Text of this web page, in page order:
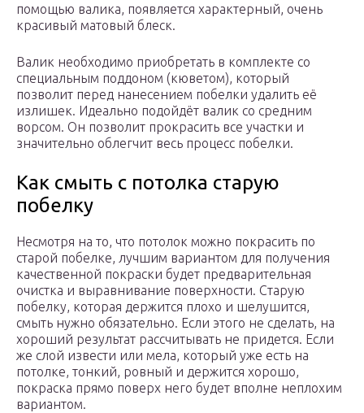
помощью валика, появляется характерный, очень
красивый матовый блеск.
Валик необходимо приобретать в комплекте со
специальным поддоном (кюветом), который
позволит перед нанесением побелки удалить её
излишек. Идеально подойдёт валик со средним
ворсом. Он позволит прокрасить все участки и
значительно облегчит весь процесс побелки.
Как смыть с потолка старую
побелку
Несмотря на то, что потолок можно покрасить по
старой побелке, лучшим вариантом для получения
качественной покраски будет предварительная
очистка и выравнивание поверхности. Старую
побелку, которая держится плохо и шелушится,
смыть нужно обязательно. Если этого не сделать, на
хороший результат рассчитывать не придется. Если
же слой извести или мела, который уже есть на
потолке, тонкий, ровный и держится хорошо,
покраска прямо поверх него будет вполне неплохим
вариантом.